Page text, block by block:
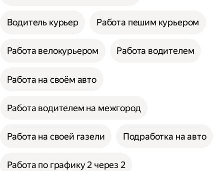
Водитель курьер Работа пешим курьером
Работа велокурьером Работа водителем
Работа на своём авто
Работа водителем на межгород
Работа на своей газели Подработка на авто
Работа по графику 2 через 2